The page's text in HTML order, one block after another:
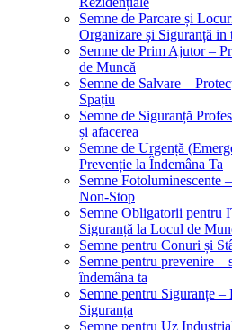
Semne de Parcare și
Organizare și Siguranță in
Semne de Prim Ajutor –
de Muncă
Semne de Salvare –
Spațiu
Semne de Siguranță
și afacerea
Semne de Urgență
Prevenție la Îndemâna Ta
Semne Fotoluminescente
Non-Stop
Semne Obligatorii pentru
Siguranță la Locul de
Semne pentru Conuri și
Semne pentru prevenire –
îndemâna ta
Semne pentru Siguranțe
Siguranța
Semne pentru Uz